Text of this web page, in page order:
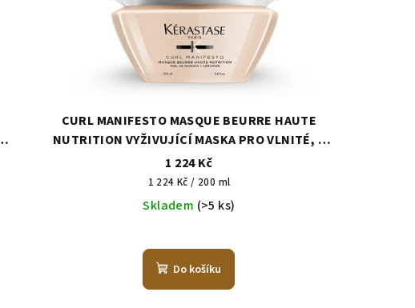
CURL MANIFESTO MASQUE BEURRE HAUTE
NUTRITION VYŽIVUJÍCÍ MASKA PRO VLNITÉ, A
KUDRNATÉ VLASY
1 224 Kč
Měrná
cena:
1 224 Kč / 200 ml
Skladem (>5 ks)
Do košíku